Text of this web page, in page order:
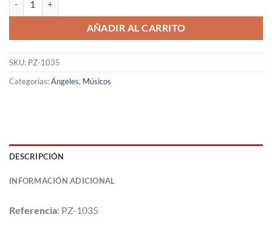
AÑADIR AL CARRITO
SKU: PZ-1035
Categorías:Ángeles, Músicos
DESCRIPCIÓN
INFORMACIÓN ADICIONAL
Referencia: PZ-1035